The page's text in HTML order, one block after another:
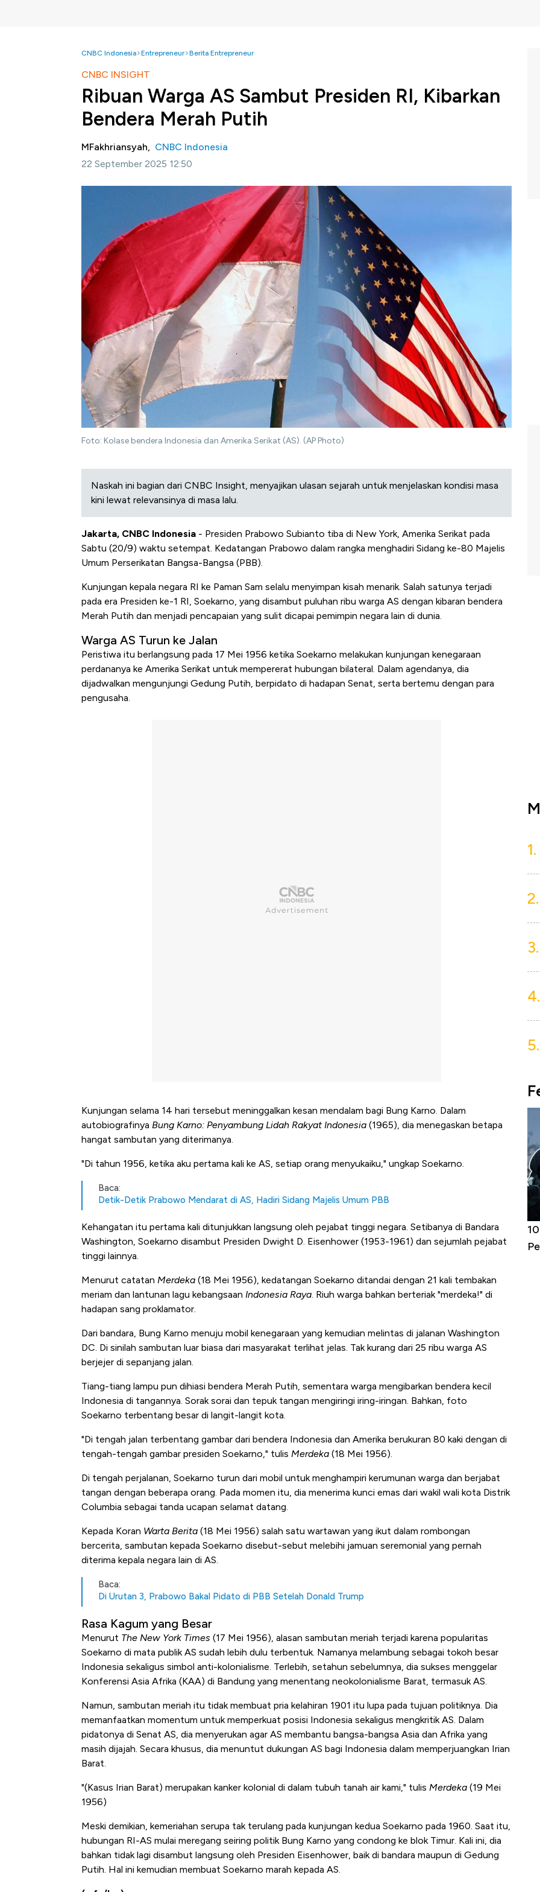
CNBC Indonesia Entrepreneur Berita Entrepreneur
CNBC INSIGHT
Ribuan Warga AS Sambut Presiden RI, Kibarkan
Bendera Merah Putih
MFakhriansyah, CNBC Indonesia
22 September 2025 12:50
Foto: Kolase bendera Indonesia dan Amerika Serikat (AS). (AP Photo)
Naskah ini bagian dari CNBC Insight, menyajikan ulasan sejarah untuk menjelaskan kondisi masa
kini lewat relevansinya di masa lalu.
Jakarta, CNBC Indonesia - Presiden Prabowo Subianto tiba di New York, Amerika Serikat pada
Sabtu (20/9) waktu setempat. Kedatangan Prabowo dalam rangka menghadiri Sidang ke-80 Majelis
Umum Perserikatan Bangsa-Bangsa (PBB).
Kunjungan kepala negara RI ke Paman Sam selalu menyimpan kisah menarik. Salah satunya terjadi
pada era Presiden ke-1 RI, Soekarno, yang disambut puluhan ribu warga AS dengan kibaran bendera
Merah Putih dan menjadi pencapaian yang sulit dicapai pemimpin negara lain di dunia.
Warga AS Turun ke Jalan
Peristiwa itu berlangsung pada 17 Mei 1956 ketika Soekarno melakukan kunjungan kenegaraan
perdananya ke Amerika Serikat untuk mempererat hubungan bilateral. Dalam agendanya, dia
dijadwalkan mengunjungi Gedung Putih, berpidato di hadapan Senat, serta bertemu dengan para
pengusaha.
Kunjungan selama 14 hari tersebut meninggalkan kesan mendalam bagi Bung Karno. Dalam
autobiografinya Bung Karno: Penyambung Lidah Rakyat Indonesia (1965), dia menegaskan betapa
hangat sambutan yang diterimanya.
"Di tahun 1956, ketika aku pertama kali ke AS, setiap orang menyukaiku," ungkap Soekarno.
Baca:
Detik-Detik Prabowo Mendarat di AS, Hadiri Sidang Majelis Umum PBB
Kehangatan itu pertama kali ditunjukkan langsung oleh pejabat tinggi negara. Setibanya di Bandara
Washington, Soekarno disambut Presiden Dwight D. Eisenhower (1953-1961) dan sejumlah pejabat
tinggi lainnya.
Menurut catatan Merdeka (18 Mei 1956), kedatangan Soekarno ditandai dengan 21 kali tembakan
meriam dan lantunan lagu kebangsaan Indonesia Raya. Riuh warga bahkan berteriak "merdeka!" di
hadapan sang proklamator.
Dari bandara, Bung Karno menuju mobil kenegaraan yang kemudian melintas di jalanan Washington
DC. Di sinilah sambutan luar biasa dari masyarakat terlihat jelas. Tak kurang dari 25 ribu warga AS
berjejer di sepanjang jalan.
Tiang-tiang lampu pun dihiasi bendera Merah Putih, sementara warga mengibarkan bendera kecil
Indonesia di tangannya. Sorak sorai dan tepuk tangan mengiringi iring-iringan. Bahkan, foto
Soekarno terbentang besar di langit-langit kota.
"Di tengah jalan terbentang gambar dari bendera Indonesia dan Amerika berukuran 80 kaki dengan di
tengah-tengah gambar presiden Soekarno," tulis Merdeka (18 Mei 1956).
Di tengah perjalanan, Soekarno turun dari mobil untuk menghampiri kerumunan warga dan berjabat
tangan dengan beberapa orang. Pada momen itu, dia menerima kunci emas dari wakil wali kota Distrik
Columbia sebagai tanda ucapan selamat datang.
Kepada Koran Warta Berita (18 Mei 1956) salah satu wartawan yang ikut dalam rombongan
bercerita, sambutan kepada Soekarno disebut-sebut melebihi jamuan seremonial yang pernah
diterima kepala negara lain di AS.
Baca:
Di Urutan 3, Prabowo Bakal Pidato di PBB Setelah Donald Trump
Rasa Kagum yang Besar
Menurut The New York Times (17 Mei 1956), alasan sambutan meriah terjadi karena popularitas
Soekarno di mata publik AS sudah lebih dulu terbentuk. Namanya melambung sebagai tokoh besar
Indonesia sekaligus simbol anti-kolonialisme. Terlebih, setahun sebelumnya, dia sukses menggelar
Konferensi Asia Afrika (KAA) di Bandung yang menentang neokolonialisme Barat, termasuk AS.
Namun, sambutan meriah itu tidak membuat pria kelahiran 1901 itu lupa pada tujuan politiknya. Dia
memanfaatkan momentum untuk memperkuat posisi Indonesia sekaligus mengkritik AS. Dalam
pidatonya di Senat AS, dia menyerukan agar AS membantu bangsa-bangsa Asia dan Afrika yang
masih dijajah. Secara khusus, dia menuntut dukungan AS bagi Indonesia dalam memperjuangkan Irian
Barat.
"(Kasus Irian Barat) merupakan kanker kolonial di dalam tubuh tanah air kami," tulis Merdeka (19 Mei
1956)
Meski demikian, kemeriahan serupa tak terulang pada kunjungan kedua Soekarno pada 1960. Saat itu,
hubungan RI-AS mulai meregang seiring politik Bung Karno yang condong ke blok Timur. Kali ini, dia
bahkan tidak lagi disambut langsung oleh Presiden Eisenhower, baik di bandara maupun di Gedung
Putih. Hal ini kemudian membuat Soekarno marah kepada AS.
1.
2.
3.
4.
5.
Kongo Tutup Keran Ekspor, Harga
Tembaga Terbang ke Zona Berbahaya
Adu Panas Kinerja Emiten Minyak RI,
Mana yang Cuannya Paling Menyala?